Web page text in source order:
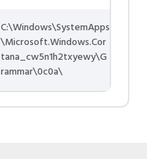
C:\Windows\SystemApps
\Microsoft.Windows.Cor
tana_cw5n1h2txyewy\G
rammar\0c0a\